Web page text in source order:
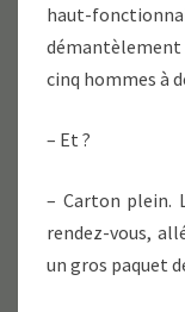
haut-
cinq hommes à
– Et ?
– Carton plein.
rendez-vous,
un gros paquet